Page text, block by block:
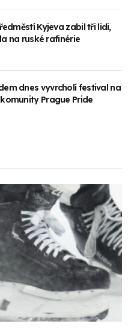
Kyjeva zabil tři lidi,
na ruské rafinérie
dnes vyvrcholí festival na
Prague Pride